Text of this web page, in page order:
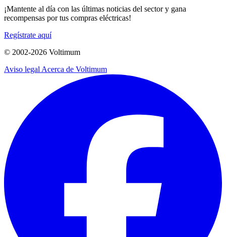
¡Mantente al día con las últimas noticias del sector y gana
recompensas por tus compras eléctricas!
Regístrate aquí
© 2002-2026 Voltimum
Aviso legal Acerca de Voltimum